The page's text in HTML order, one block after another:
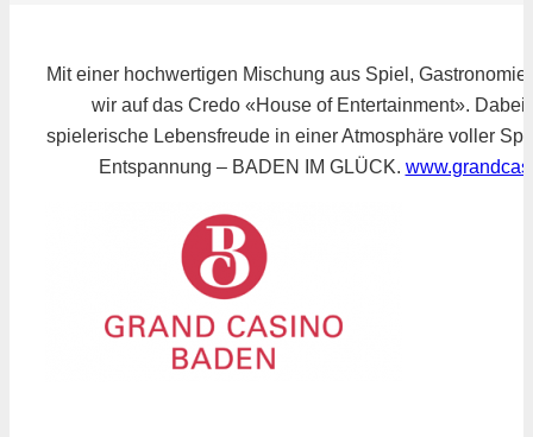
Mit einer hochwertigen Mischung aus Spiel,
wir auf das Credo «House of Entertainment». Dabei
spielerische Lebensfreude in einer Atmosphäre voller
Entspannung – BADEN IM GLÜCK.